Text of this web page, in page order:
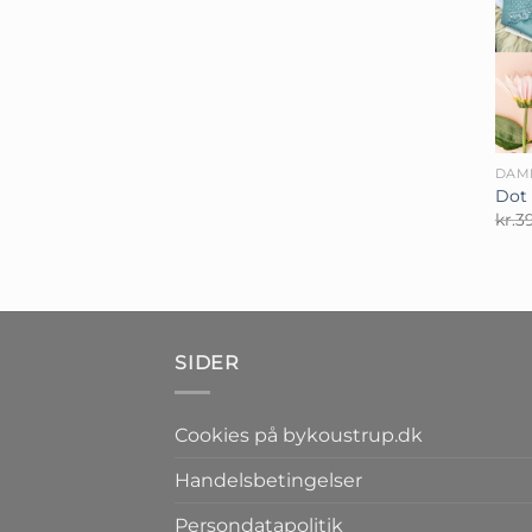
+
Dot
kr.
SIDER
Cookies på bykoustrup.dk
Handelsbetingelser
Persondatapolitik